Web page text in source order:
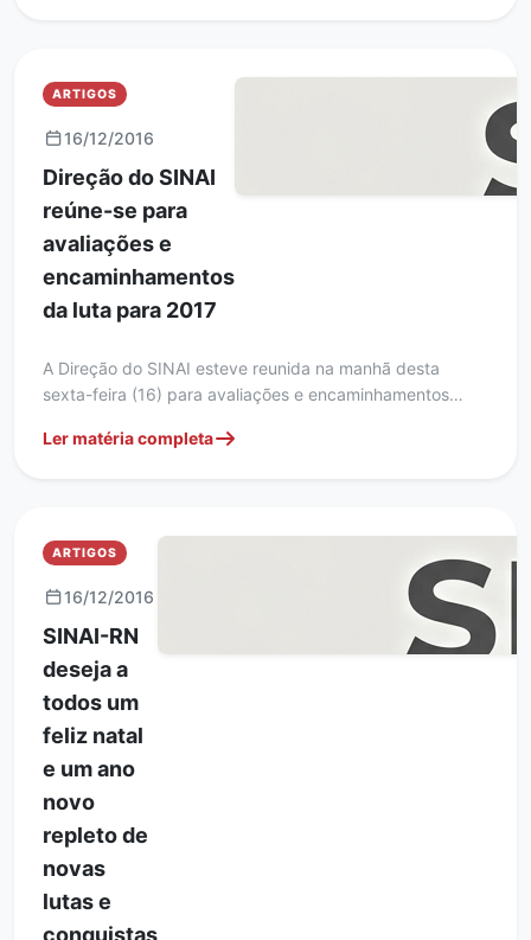
ARTIGOS
16/12/2016
Direção do SINAI
reúne-se para
avaliações e
encaminhamentos
da luta para 2017
A Direção do SINAI esteve reunida na manhã desta
sexta-feira (16) para avaliações e encaminhamentos…
Ler matéria completa
ARTIGOS
16/12/2016
SINAI-RN
deseja a
todos um
feliz natal
e um ano
novo
repleto de
novas
lutas e